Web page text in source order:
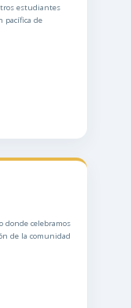
estudiantes
pacífica de
donde celebramos
de la comunidad